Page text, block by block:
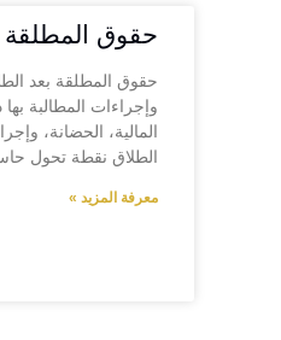
حقوق المطلقة
حقوق المطلقة بعد
وإجراءات المطالبة
المالية، الحضانة،
الطلاق نقطة تحول
معرفة المزيد »